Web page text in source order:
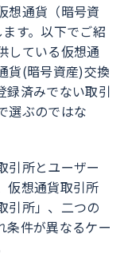
想通貨（暗号資
す。以下でご紹
している仮想通
貨(暗号資産)交換
録済みでない取引
選ぶのではな
引所とユーザー
仮想通貨取引所
引所」、二つの
条件が異なるケー